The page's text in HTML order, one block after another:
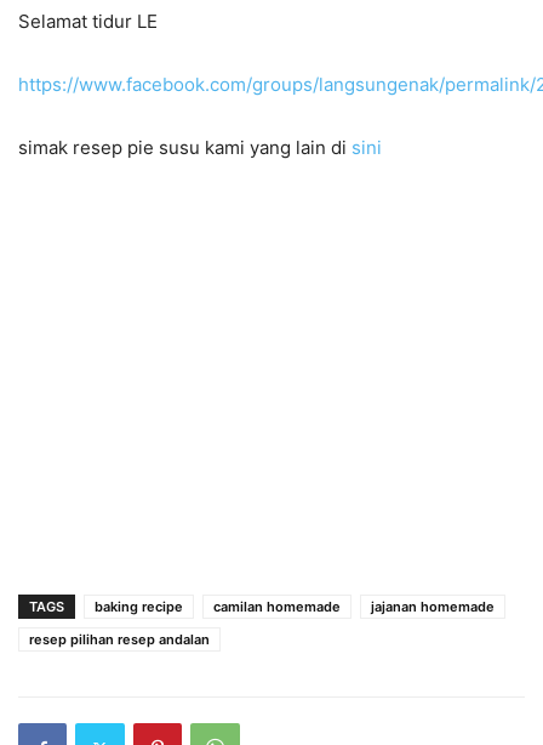
Selamat tidur LE
https://www.facebook.com/groups/langsungenak/
simak resep pie susu kami yang lain di sini
TAGS baking recipe camilan homemade
jajanan homemade
resep pilihan resep andalan